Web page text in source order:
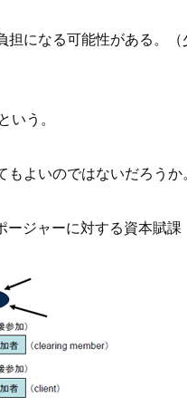
になる可能性がある。（
いう。
よいのではないだろうか
ジャーに対する資本賦課